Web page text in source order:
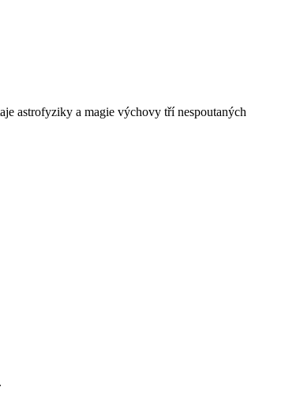
astrofyziky a magie výchovy tří nespoutaných